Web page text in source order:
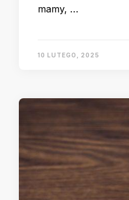
mamy, …
10 LUTEGO, 2025